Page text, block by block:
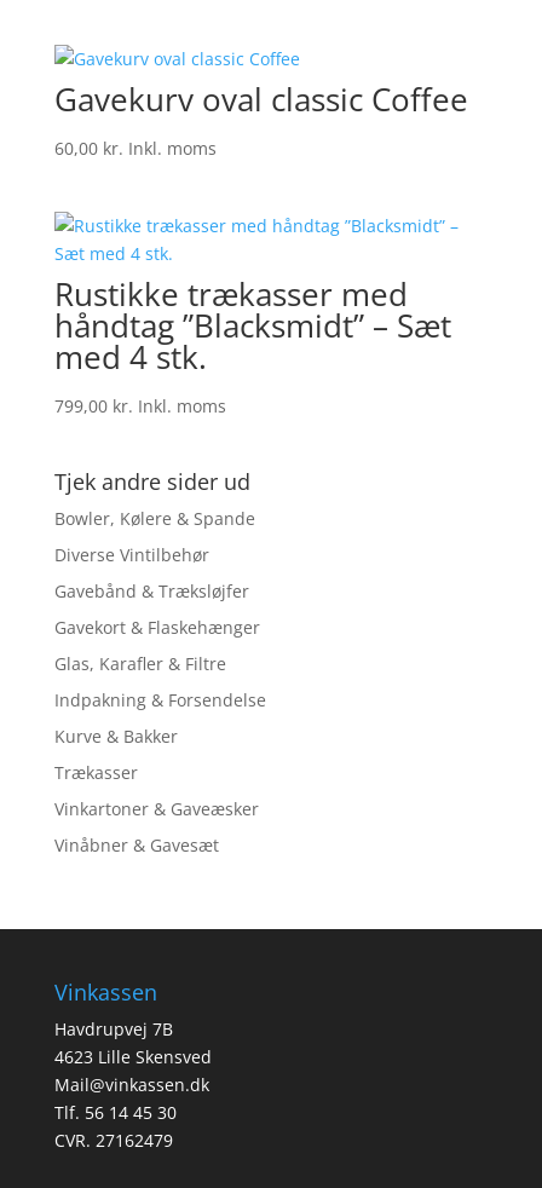
Gavekurv oval classic Coffee
60,00 kr. Inkl. moms
Rustikke trækasser med
håndtag ”Blacksmidt” – Sæt
med 4 stk.
799,00 kr. Inkl. moms
Tjek andre sider ud
Bowler, Kølere & Spande
Diverse Vintilbehør
Gavebånd & Træksløjfer
Gavekort & Flaskehænger
Glas, Karafler & Filtre
Indpakning & Forsendelse
Kurve & Bakker
Trækasser
Vinkartoner & Gaveæsker
Vinåbner & Gavesæt
Vinkassen
Havdrupvej 7B
4623 Lille Skensved
Mail@vinkassen.dk
Tlf. 56 14 45 30
CVR. 27162479